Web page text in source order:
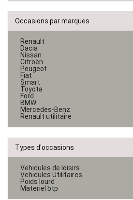
Occasions par marques
Renault
Dacia
Nissan
Citroën
Peugeot
Fiat
Smart
Toyota
Ford
BMW
Mercedes-Benz
Renault utilitaire
Types d'occasions
Vehicules de loisirs
Vehicules Utilitaires
Poids lourd
Materiel btp